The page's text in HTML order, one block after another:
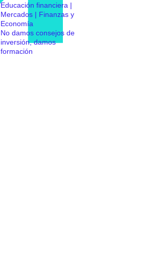
Educación financiera |
Mercados | Finanzas y
Economía
No damos consejos de
inversión, damos
formación